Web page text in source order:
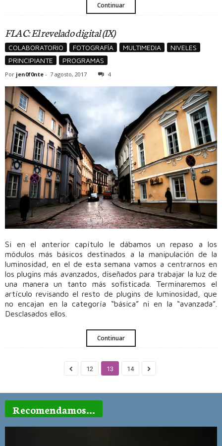
Continuar
FLAC: El revelado digital (IX)
COLABORATORIO FOTOGRAFÍA MULTIMEDIA
NIVELES
PRINCIPIANTE
PROGRAMAS
Por jen0f0nte - 7 agosto, 2017 4
Si en el anterior capítulo le dábamos un repaso a los
módulos más básicos destinados a la manipulación de la
luminosidad, en el de esta semana vamos a centrarnos en
los plugins más avanzados, diseñados para trabajar la luz de
una manera un tanto más sofisticada. Terminaremos el
artículo revisando el resto de plugins de luminosidad, que
no encajan en la categoría “básica” ni en la “avanzada”.
Desclasados ellos.
Continuar
12 13 14
Recomendamos...